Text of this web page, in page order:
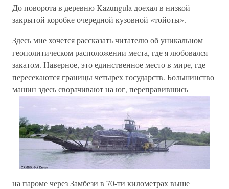
До поворота в деревню Kazungula доехал в низкой
закрытой коробке очередной кузовной «тойоты».
Здесь мне хочется рассказать читателю об уникальном
геополитическом расположении места, где я любовался
закатом. Наверное, это единственное место в мире, где
пересекаются границы четырех государств. Большинство
машин здесь сворачивают на юг, переправившись
на пароме через Замбези в 70-ти километрах выше